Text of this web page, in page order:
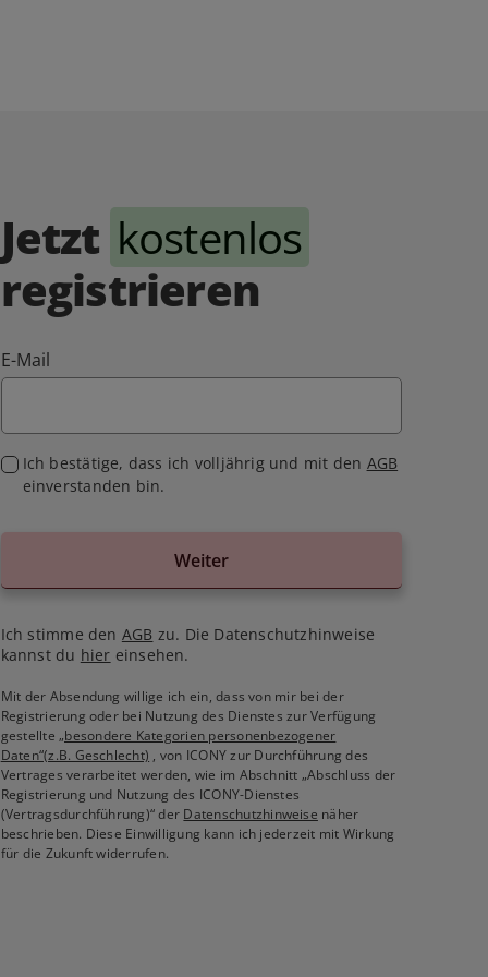
Jetzt kostenlos
registrieren
E-Mail
Ich bestätige, dass ich volljährig und mit den AGB
einverstanden bin.
Weiter
Ich stimme den AGB zu. Die Datenschutzhinweise
kannst du hier einsehen.
Mit der Absendung willige ich ein, dass von mir bei der
Registrierung oder bei Nutzung des Dienstes zur Verfügung
gestellte„besondere Kategorien personenbezogener
Daten“(z.B. Geschlecht) , von ICONY zur Durchführung des
Vertrages verarbeitet werden, wie im Abschnitt „Abschluss der
Registrierung und Nutzung des ICONY-Dienstes
(Vertragsdurchführung)“ der Datenschutzhinweise näher
beschrieben. Diese Einwilligung kann ich jederzeit mit Wirkung
für die Zukunft widerrufen.